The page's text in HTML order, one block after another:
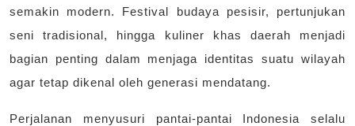
semakin modern. Festival budaya pesisir, pertunjukan
seni tradisional, hingga kuliner khas daerah menjadi
bagian penting dalam menjaga identitas suatu wilayah
agar tetap dikenal oleh generasi mendatang.
Perjalanan menyusuri pantai-pantai Indonesia selalu